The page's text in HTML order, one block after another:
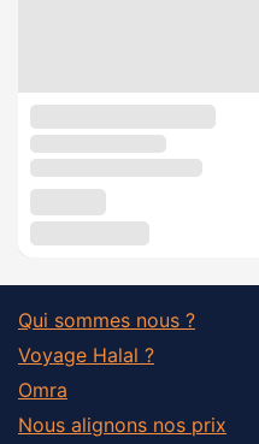
Qui sommes nous ?
Voyage Halal ?
Omra
Nous alignons nos prix